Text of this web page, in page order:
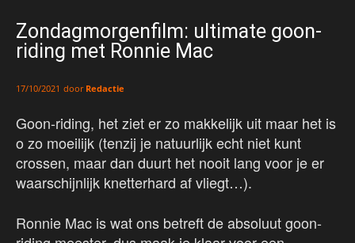
Zondagmorgenfilm: ultimate goon-
riding met Ronnie Mac
17/10/2021 door Redactie
Goon-riding, het ziet er zo makkelijk uit maar het is
o zo moeilijk (tenzij je natuurlijk echt niet kunt
crossen, maar dan duurt het nooit lang voor je er
waarschijnlijk knetterhard af vliegt…).
Ronnie Mac is wat ons betreft de absoluut goon-